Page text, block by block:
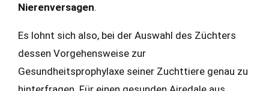
Nierenversagen.
Es lohnt sich also, bei der Auswahl des Züchters
dessen Vorgehensweise zur
Gesundheitsprophylaxe seiner Zuchttiere genau zu